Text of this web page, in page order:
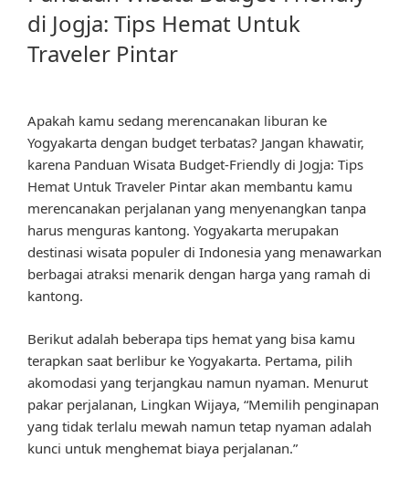
di Jogja: Tips Hemat Untuk
Traveler Pintar
Apakah kamu sedang merencanakan liburan ke
Yogyakarta dengan budget terbatas? Jangan khawatir,
karena Panduan Wisata Budget-Friendly di Jogja: Tips
Hemat Untuk Traveler Pintar akan membantu kamu
merencanakan perjalanan yang menyenangkan tanpa
harus menguras kantong. Yogyakarta merupakan
destinasi wisata populer di Indonesia yang menawarkan
berbagai atraksi menarik dengan harga yang ramah di
kantong.
Berikut adalah beberapa tips hemat yang bisa kamu
terapkan saat berlibur ke Yogyakarta. Pertama, pilih
akomodasi yang terjangkau namun nyaman. Menurut
pakar perjalanan, Lingkan Wijaya, “Memilih penginapan
yang tidak terlalu mewah namun tetap nyaman adalah
kunci untuk menghemat biaya perjalanan.”